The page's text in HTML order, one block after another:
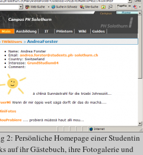
2: Persönliche Homepage einer Studentin
auf ihr Gästebuch, ihre Fotogalerie und